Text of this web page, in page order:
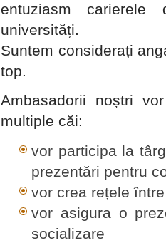
entuziasm
universități.
Suntem considerați
top.
Ambasadorii noștri
multiple căi:
vor participa la
prezentări pentru
vor crea rețele
vor asigura o
socializare